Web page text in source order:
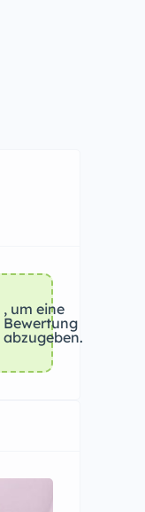
, um eine
Bewertung
abzugeben.